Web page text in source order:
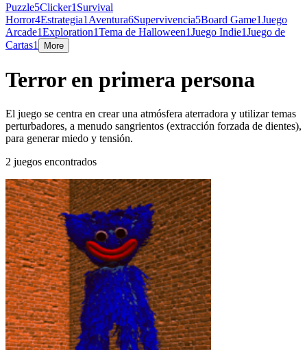
Puzzle5Clicker1 Survival
Horror4Estrategia1 Aventura6Supervivencia5Board Game1Juego
Arcade1Exploration1Tema de Halloween1Juego Indie1Juego de
Cartas1 More
Terror en primera persona
El juego se centra en crear una atmósfera aterradora y utilizar temas
perturbadores, a menudo sangrientos (extracción forzada de dientes),
para generar miedo y tensión.
2 juegos encontrados